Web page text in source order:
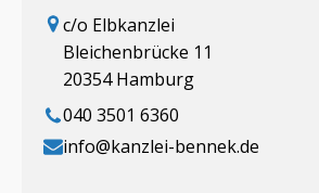
c/o Elbkanzlei
Bleichenbrücke 11
20354 Hamburg
040 3501 6360
info@kanzlei-bennek.de